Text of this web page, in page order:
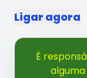
Ligar agora
É